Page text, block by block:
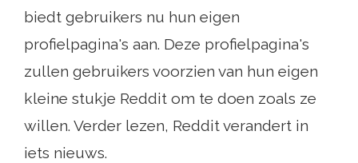
biedt gebruikers nu hun eigen
profielpagina's aan. Deze profielpagina's
zullen gebruikers voorzien van hun eigen
kleine stukje Reddit om te doen zoals ze
willen. Verder lezen, Reddit verandert in
iets nieuws.